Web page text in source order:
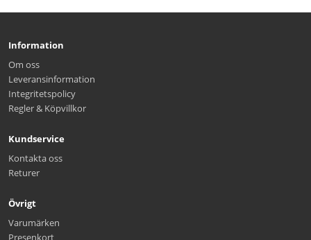
Information
Om oss
Leveransinformation
Integritetspolicy
Regler & Köpvillkor
Kundservice
Kontakta oss
Returer
Övrigt
Varumärken